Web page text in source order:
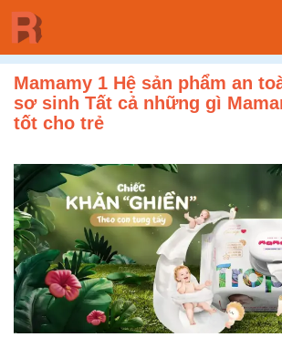
Chuyển
đến
nội
dungMamamy 1 Hệ sản phẩm an
sơ sinh Tất cả những gì
tốt cho trẻ